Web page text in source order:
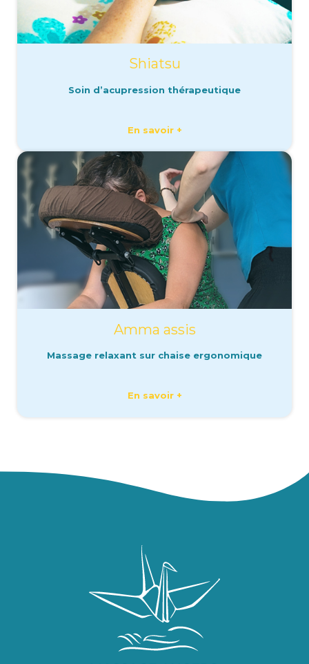
Shiatsu
Soin d’acupression thérapeutique
En savoir +
Amma assis
Massage relaxant sur chaise ergonomique
En savoir +